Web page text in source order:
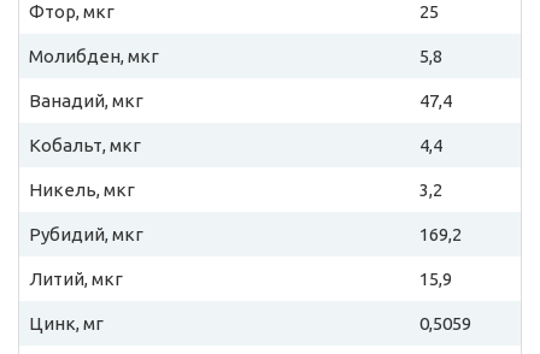
Фтор, мкг 25
Молибден, мкг 5,8
Ванадий, мкг 47,4
Кобальт, мкг 4,4
Никель, мкг 3,2
Рубидий, мкг 169,2
Литий, мкг 15,9
Цинк, мг 0,5059